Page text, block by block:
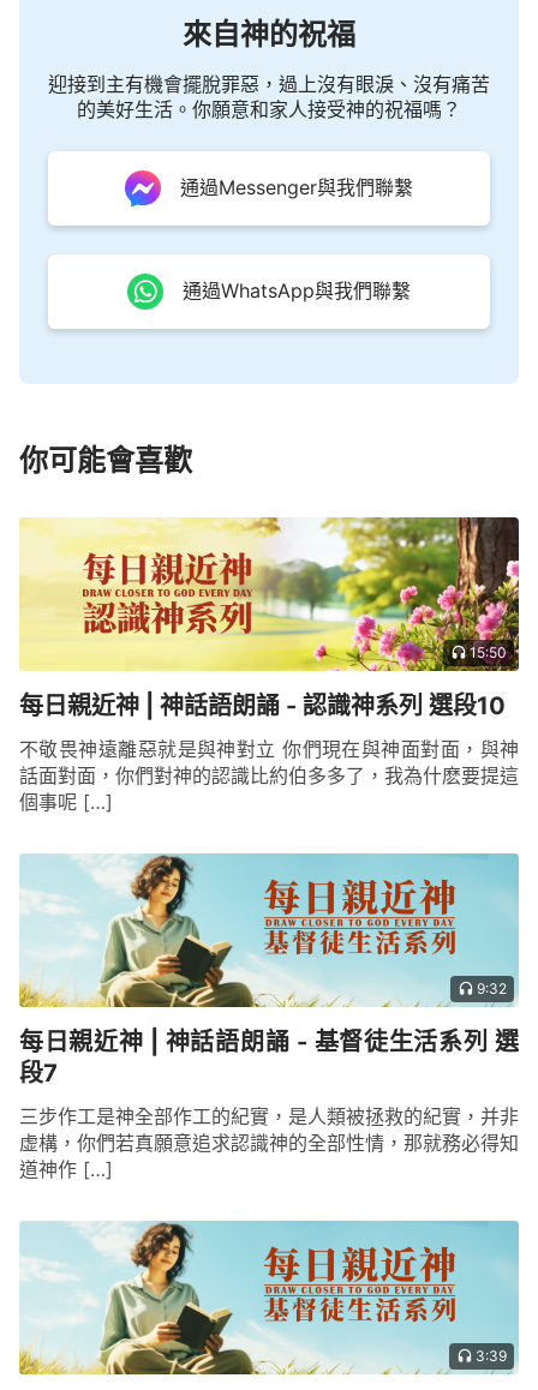
來自神的祝福
迎接到主有機會擺脫罪惡，過上沒有眼淚、沒有痛苦
的美好生活。你願意和家人接受神的祝福嗎？
通過Messenger與我們聯繫
通過WhatsApp與我們聯繫
你可能會喜歡
15:50
每日親近神 | 神話語朗誦 - 認識神系列 選段10
不敬畏神遠離惡就是與神對立 你們現在與神面對面，與神
話面對面，你們對神的認識比約伯多多了，我為什麽要提這
個事呢 […]
9:32
每日親近神 | 神話語朗誦 - 基督徒生活系列 選
段7
三步作工是神全部作工的紀實，是人類被拯救的紀實，并非
虚構，你們若真願意追求認識神的全部性情，那就務必得知
道神作 […]
3:39